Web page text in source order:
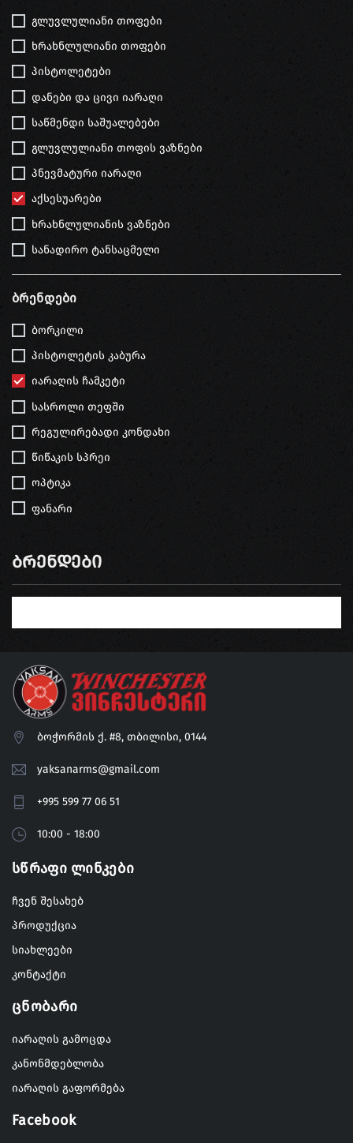
გლუვლულიანი თოფები
ხრახნლულიანი თოფები
პისტოლეტები
დანები და ცივი იარაღი
საწმენდი საშუალებები
გლუვლულიანი თოფის ვაზნები
პნევმატური იარაღი
აქსესუარები
ხრახნლულიანის ვაზნები
სანადირო ტანსაცმელი
Ბრენდები
ბორკილი
პისტოლეტის კაბურა
იარაღის ჩამკეტი
სასროლი თეფში
რეგულირებადი კონდახი
წიწაკის სპრეი
ოპტიკა
ფანარი
Ბრენდები
ბოჭორმის ქ. #8, თბილისი, 0144
yaksanarms@gmail.com
+995 599 77 06 51
10:00 - 18:00
Სწრაფი Ლინკები
ჩვენ შესახებ
პროდუქცია
სიახლეები
კონტაქტი
Ცნობარი
იარაღის გამოცდა
კანონმდებლობა
იარაღის გაფორმება
Facebook